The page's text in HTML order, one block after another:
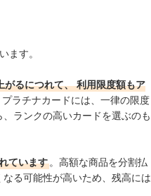
ます。
がるにつれて、 利用限度額もア
ラチナカードには、一律の限度
ランクの高いカードを選ぶのも
ています 。高額な商品を分割払
る可能性が高いため、残高には